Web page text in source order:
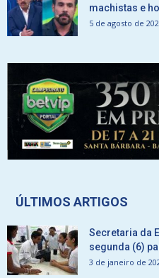
machistas e
5 de agosto de
ÚLTIMOS ARTIGOS
Secretaria da
segunda (6)
3 de janeiro de